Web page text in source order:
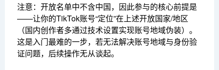
注意：开放名单中不含中国，因此参与的核心前提是
——让你的TikTok账号“定位”在上述开放国家/地区
（国内创作者多通过技术设置实现账号地域伪装）。
这是入门最难的一步，若无法解决账号地域与身份验
证问题，后续操作无从谈起。